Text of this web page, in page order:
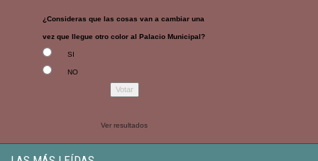
¿Consideras que las cosas van a cambiar una
vez que llegue otro color al Palacio Municipal?
SI
NO
Ver resultados